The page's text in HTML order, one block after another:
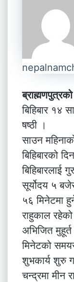
बिहिबार १४
षष्ठी ।
साउन
बिहिबारको
बिहिबारलाई
सूर्योदय ५
५६ मिनेटमा
राहुकाल
अभिजित
मिनेटको
शुभकार्य शुरु
चन्द्रमा मीन